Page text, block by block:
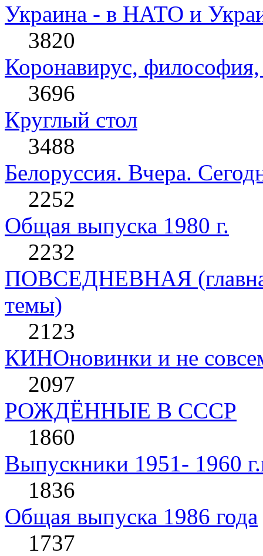
Украина - в НАТО и
3820
Коронавирус, философия,
3696
Круглый стол
3488
Белоруссия. Вчера.
2252
Общая выпуска 1980 г.
2232
ПОВСЕДНЕВНАЯ
темы)
2123
КИНОновинки и не
2097
РОЖДЁННЫЕ В СССР
1860
Выпускники 1951- 1960
1836
Общая выпуска 1986 года
1737